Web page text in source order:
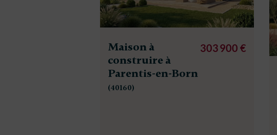
Maison à
construire à
Parentis-en-Born
(40160)
303 900 €